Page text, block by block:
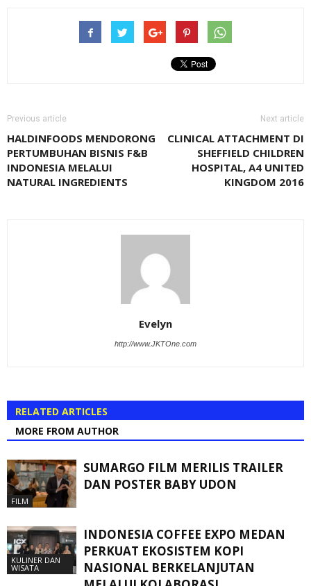
Previous article
HALDINFOODS MENDORONG
PERTUMBUHAN BISNIS F&B
INDONESIA MELALUI
NATURAL INGREDIENTS
Next article
CLINICAL ATTACHMENT DI
SHEFFIELD CHILDREN
HOSPITAL, A4 UNITED
KINGDOM 2016
Evelyn
http://www.JKTOne.com
RELATED ARTICLES
MORE FROM AUTHOR
FILM
SUMARGO FILM MERILIS TRAILER
DAN POSTER BABY UDON
KULINER DAN
WISATA
INDONESIA COFFEE EXPO MEDAN
PERKUAT EKOSISTEM KOPI
NASIONAL BERKELANJUTAN